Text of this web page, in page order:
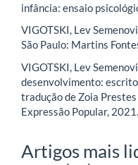
infância: ensaio
VIGOTSKI, Lev
São Paulo: Martins
VIGOTSKI, Lev
desenvolvimento:
tradução de Zoia Prestes
Expressão Popular, 2021.
Artigos mais